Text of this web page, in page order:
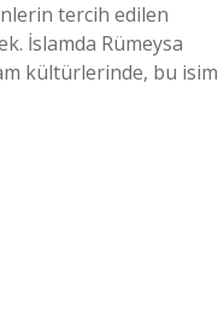
tercih edilen
İslamda Rümeysa
kültürlerinde, bu isim